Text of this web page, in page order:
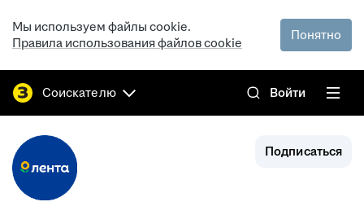
Мы используем файлы cookie.
Правила использования файлов cookie
Понятно
Соискателю Войти
Подписаться